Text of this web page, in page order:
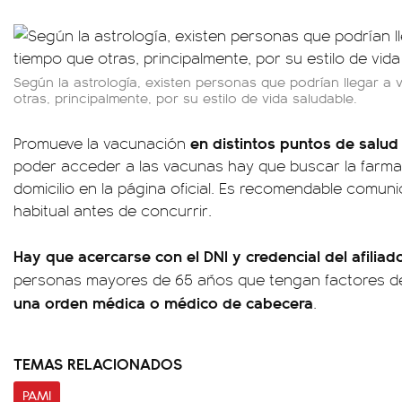
Según la astrología, existen personas que podrían llegar a
otras, principalmente, por su estilo de vida saludable.
Promueve la vacunación en distintos puntos de
poder acceder a las vacunas hay que buscar la
domicilio en la página oficial. Es recomendable
habitual antes de concurrir.
Hay que acercarse con el DNI y credencial del
personas mayores de 65 años que tengan factores
una orden médica o médico de cabecera
TEMAS RELACIONADOS
PAMI